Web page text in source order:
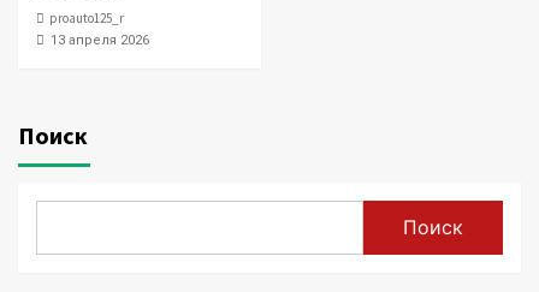
proauto125_r
13 апреля 2026
Поиск
Поиск